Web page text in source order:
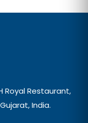
Royal Restaurant,
India.